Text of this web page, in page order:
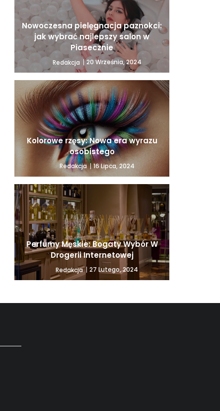
INFORMACJE I PORADY
Postaw na catering
dietetyczny z dostawą do
domu
Zdrowe aspiratory
Nowoczesna pielęgnacja paznokci:
jak wybrać najlepszy salon w
Piasecznie
Redakcja 20 Września, 2024
Kolorowe rzęsy: Nowa era wyrazu
osobistego
Redakcja 16 Lipca, 2024
Perfumy Męskie: Bogaty Wybór W
Drogerii Internetowej
Redakcja 27 Lutego, 2024